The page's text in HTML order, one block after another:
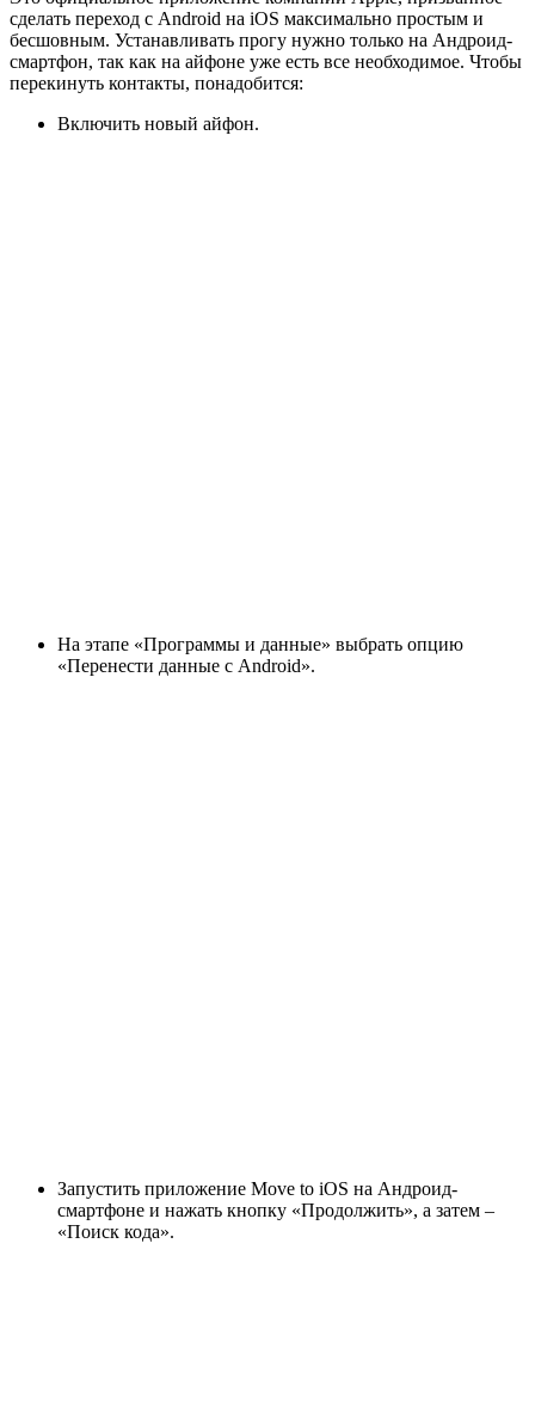
сделать переход с Android на iOS максимально простым и
бесшовным. Устанавливать прогу нужно только на Андроид-
смартфон, так как на айфоне уже есть все необходимое. Чтобы
перекинуть контакты, понадобится:
Включить новый айфон.
На этапе «Программы и данные» выбрать опцию
«Перенести данные с Android».
Запустить приложение Move to iOS на Андроид-
смартфоне и нажать кнопку «Продолжить», а затем –
«Поиск кода».